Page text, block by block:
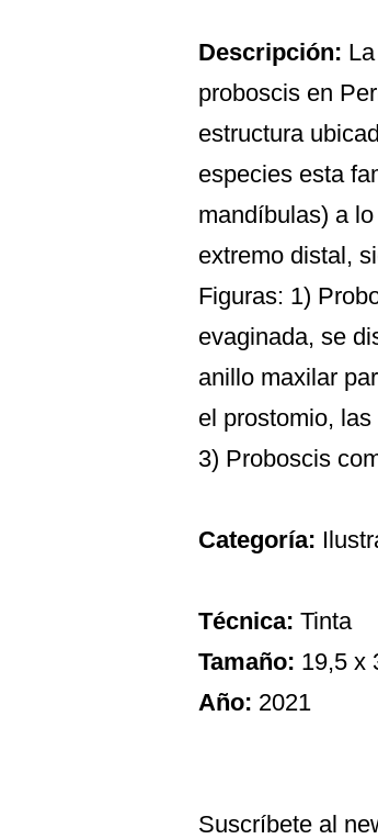
Descripción:
proboscis en
estructura
especies esta
mandíbulas) a
extremo distal,
Figuras: 1)
evaginada, se
anillo maxilar
el prostomio,
3) Proboscis
Categoría:
Técnica: Tinta
Tamaño: 19,5 x
Año: 2021
Suscríbete al